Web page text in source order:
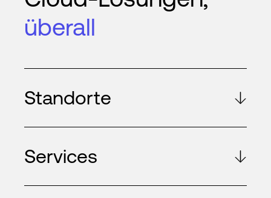
überall
Standorte
Services